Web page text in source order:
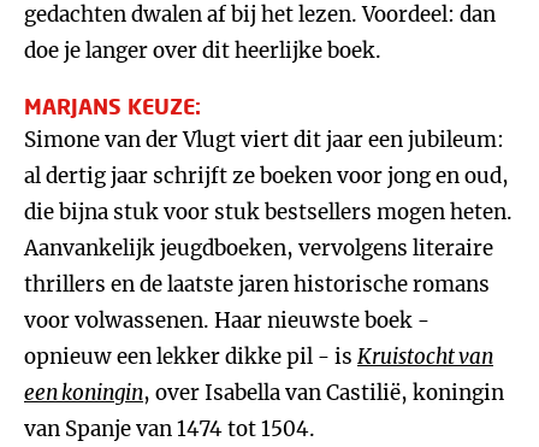
gedachten dwalen af bij het lezen. Voordeel: dan
doe je langer over dit heerlijke boek.
MARJANS KEUZE:
Simone van der Vlugt viert dit jaar een jubileum:
al dertig jaar schrijft ze boeken voor jong en oud,
die bijna stuk voor stuk bestsellers mogen heten.
Aanvankelijk jeugdboeken, vervolgens literaire
thrillers en de laatste jaren historische romans
voor volwassenen. Haar nieuwste boek -
opnieuw een lekker dikke pil - is Kruistocht van
een koningin, over Isabella van Castilië, koningin
van Spanje van 1474 tot 1504.